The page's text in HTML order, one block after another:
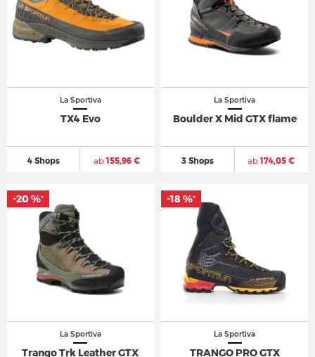
La Sportiva
TX4 Evo
4 Shops ab155,96 €
La Sportiva
Boulder X Mid GTX flame
3 Shops ab174,05 €
La Sportiva
Trango Trk Leather GTX
-20 %*
La Sportiva
TRANGO PRO GTX
-18 %*